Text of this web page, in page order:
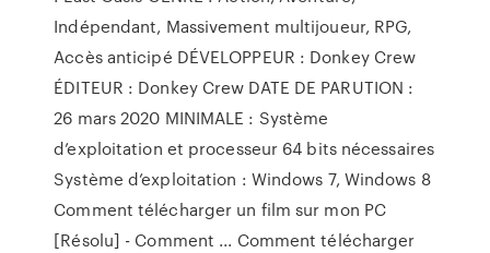
Indépendant, Massivement multijoueur, RPG,
Accès anticipé DÉVELOPPEUR : Donkey Crew
ÉDITEUR : Donkey Crew DATE DE PARUTION :
26 mars 2020 MINIMALE : Système
d’exploitation et processeur 64 bits nécessaires
Système d’exploitation : Windows 7, Windows 8
Comment télécharger un film sur mon PC
[Résolu] - Comment ... Comment télécharger